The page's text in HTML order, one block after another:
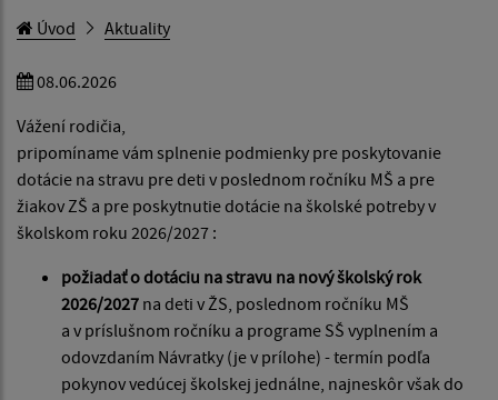
Úvod Aktuality
08.06.2026
Vážení rodičia,
pripomíname vám splnenie podmienky pre poskytovanie
dotácie na stravu pre deti v poslednom ročníku MŠ a pre
žiakov ZŠ a pre poskytnutie dotácie na školské potreby v
školskom roku 2026/2027 :
požiadať o dotáciu na stravu na nový školský rok
2026/2027 na deti v ŽS, poslednom ročníku MŠ
a v príslušnom ročníku a programe SŠ vyplnením a
odovzdaním Návratky (je v prílohe) - termín podľa
pokynov vedúcej školskej jednálne, najneskôr však do